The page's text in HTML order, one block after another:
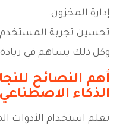
إدارة المخزون.
تحسين تجربة
وكل ذلك يساهم في زيادة
أهم النصائح
الذكاء الاصطناعي
تعلم استخدام الأدوات